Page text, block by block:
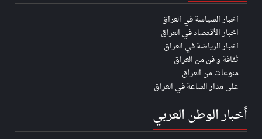
اخبار السياسة في العراق
اخبار الأقتصاد في العراق
اخبار الرياضة في العراق
ثقافة و فن من العراق
منوعات من العراق
على مدار الساعة في العراق
أخبار الوطن العربي